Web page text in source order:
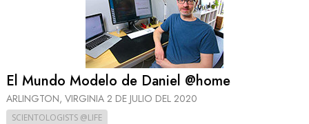
El Mundo Modelo de Daniel @home
ARLINGTON, VIRGINIA 2 DE JULIO DEL 2020
SCIENTOLOGISTS @LIFE